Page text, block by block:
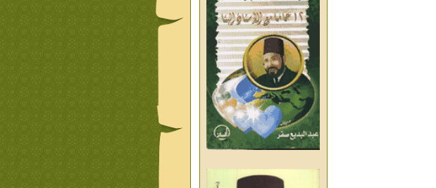
من تراث د احمد العسال
العلمانية
كلمات رمضانية الشيخ عيسى
عبد العليم
قبسات رمضانية الشيخ عيسى
عبد العليم